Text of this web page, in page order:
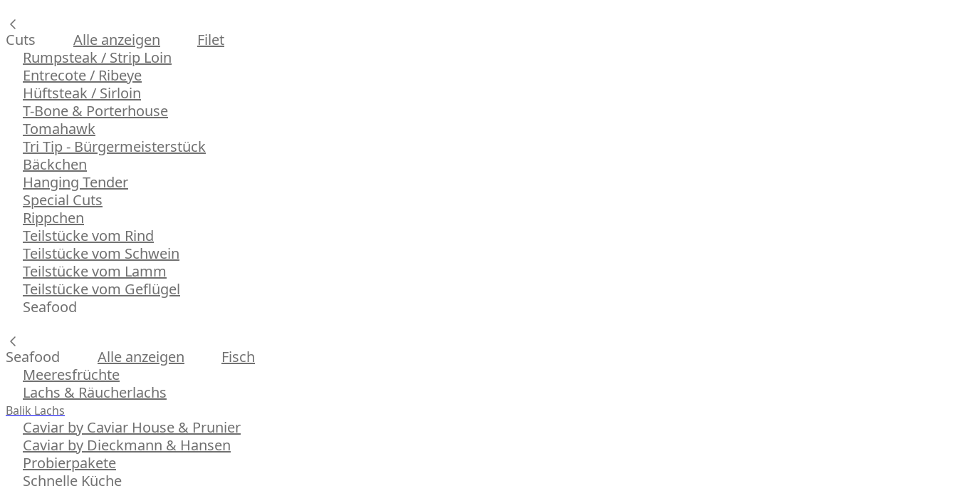
Cuts Alle anzeigen
Filet
Rumpsteak / Strip Loin
Entrecote / Ribeye
Hüftsteak / Sirloin
T-Bone & Porterhouse
Tomahawk
Tri Tip - Bürgermeisterstück
Bäckchen
Hanging Tender
Special Cuts
Rippchen
Teilstücke vom Rind
Teilstücke vom Schwein
Teilstücke vom Lamm
Teilstücke vom Geflügel
Seafood
Seafood Alle anzeigen
Fisch
Meeresfrüchte
Lachs & Räucherlachs
Balik Lachs
Caviar by Caviar House & Prunier
Caviar by Dieckmann & Hansen
Probierpakete
Schnelle Küche